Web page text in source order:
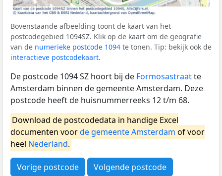
Bovenstaande afbeelding toont de kaart van het
postcodegebied 1094SZ. Klik op de kaart om de geografie
van de numerieke postcode 1094 te tonen. Tip: bekijk ook de
interactieve postcodekaart.
De postcode 1094 SZ hoort bij de Formosastraatte
Amsterdam binnen de gemeente Amsterdam. Deze
postcode heeft de huisnummerreeks 12 t/m 68.
Download de postcodedata in handige Excel
documenten voorde gemeente Amsterdam of voor
heel Nederland.
Vorige postcode Volgende postcode